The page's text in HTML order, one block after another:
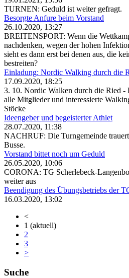
TURNEN: Geduld ist weiter gefragt.
Besorgte Anfure beim Vorstand
26.10.2020, 13:27
BREITENSPORT: Wenn die
nachdenken, wegen der hohen
sieht es dann erst bei denen aus, die
bestreiten?
Einladung: Nordic Walking durch die
17.09.2020, 18:25
3. 10. Nordic Walken durch die Ried -
alle Mitglieder und interessierte
Stöcke
Ideengeber und begeisterter Athlet
28.07.2020, 11:38
NACHRUF: Die Turngemeinde
Busse.
Vorstand bittet noch um Geduld
26.05.2020, 10:06
CORONA: TG Scherlebeck-
weiter aus
Beendigung des Übungsbetriebs der
16.03.2020, 13:02
<
1 (aktuell)
2
3
>
Suche